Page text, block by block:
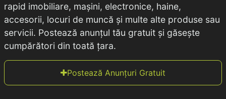
rapid imobiliare, mașini, electronice, haine,
accesorii, locuri de muncă și multe alte produse sau
servicii. Postează anunțul tău gratuit și găsește
cumpărători din toată țara.
Postează Anunțuri Gratuit